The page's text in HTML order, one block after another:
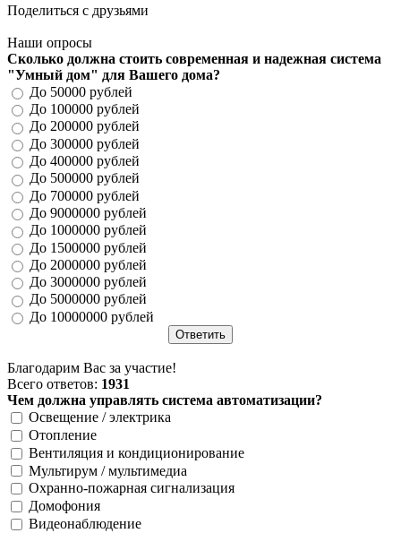
Поделиться с друзьями
Наши опросы
Сколько должна стоить современная и надежная система
"Умный дом" для Вашего дома?
До 50000 рублей
До 100000 рублей
До 200000 рублей
До 300000 рублей
До 400000 рублей
До 500000 рублей
До 700000 рублей
До 9000000 рублей
До 1000000 рублей
До 1500000 рублей
До 2000000 рублей
До 3000000 рублей
До 5000000 рублей
До 10000000 рублей
Благодарим Вас за участие!
Всего ответов: 1931
Чем должна управлять система автоматизации?
Освещение / электрика
Отопление
Вентиляция и кондиционирование
Мультирум / мультимедиа
Охранно-пожарная сигнализация
Домофония
Видеонаблюдение